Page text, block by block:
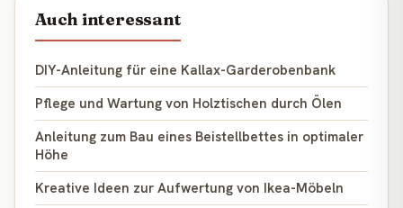
Auch interessant
DIY-Anleitung für eine Kallax-Garderobenbank
Pflege und Wartung von Holztischen durch Ölen
Anleitung zum Bau eines Beistellbettes in optimaler
Höhe
Kreative Ideen zur Aufwertung von Ikea-Möbeln